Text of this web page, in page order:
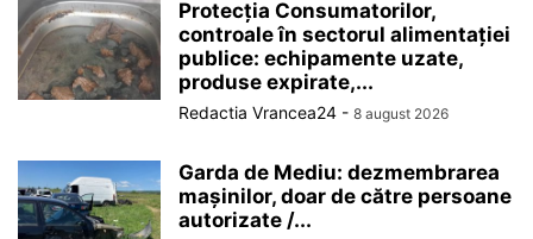
Protecția Consumatorilor,
controale în sectorul alimentației
publice: echipamente uzate,
produse expirate,...
Redactia Vrancea24 - 8 august 2026
Garda de Mediu: dezmembrarea
mașinilor, doar de către persoane
autorizate /...